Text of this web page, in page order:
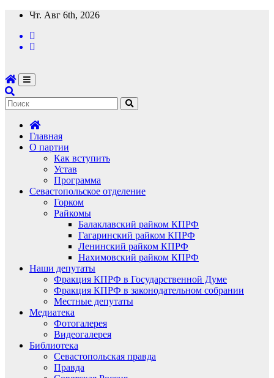
Перейти
содержимому
Чт. Авг 6th, 2026
Главная
О партии
Как вступить
Устав
Программа
Севастопольское отделение
Горком
Райкомы
Балаклавский райком КПРФ
Гагаринский райком КПРФ
Ленинский райком КПРФ
Нахимовский райком КПРФ
Наши депутаты
Фракция КПРФ в Государственной Думе
Фракция КПРФ в законодательном собрании
Местные депутаты
Медиатека
Фотогалерея
Видеогалерея
Библиотека
Севастопольская правда
Правда